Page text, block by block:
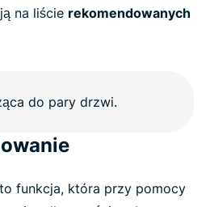
na liście rekomendowanych
funkcja, która przy pomocy